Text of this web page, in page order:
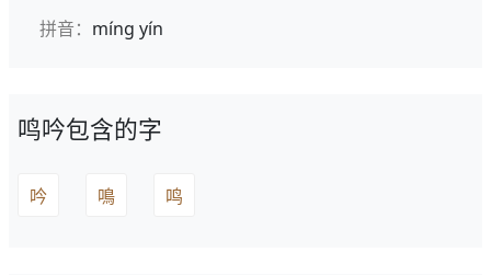
拼音： míng yín
鸣吟包含的字
吟 鳴 鸣